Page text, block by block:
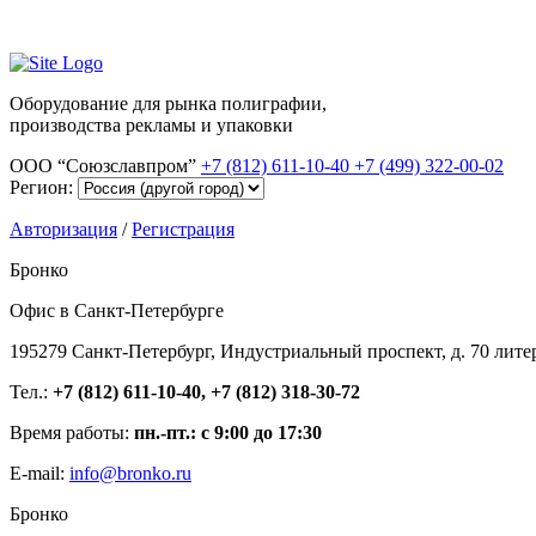
Оборудование для рынка полиграфии,
производства рекламы и упаковки
ООО “Союзславпром” +7 (812) 611-10-40 +7 (499) 322-00-02
Регион:
Авторизация /Регистрация
Бронко
Офис в Санкт-Петербурге
195279 Санкт-Петербург, Индустриальный проспект, д. 70
Тел.: +7 (812) 611-10-40, +7 (812) 318-30-72
Время работы: пн.-пт.: с 9:00 до 17:30
E-mail: info@bronko.ru
Бронко